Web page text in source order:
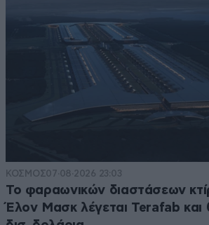
ΚΟΣΜΟΣ07·08·2026 23:03
Το φαραωνικών διαστάσεων
Έλον Μασκ λέγεται Terafab και